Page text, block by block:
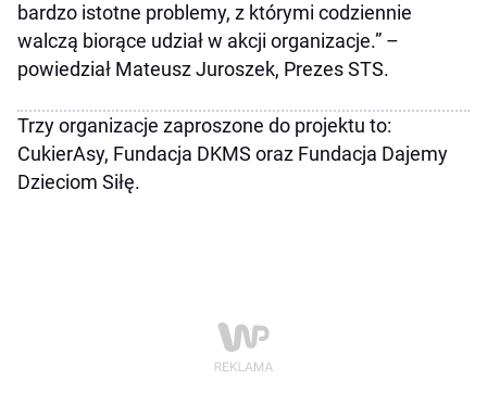
bardzo istotne problemy, z którymi codziennie
walczą biorące udział w akcji organizacje.” –
powiedział Mateusz Juroszek, Prezes STS.
Trzy organizacje zaproszone do projektu to:
CukierAsy, Fundacja DKMS oraz Fundacja Dajemy
Dzieciom Siłę.